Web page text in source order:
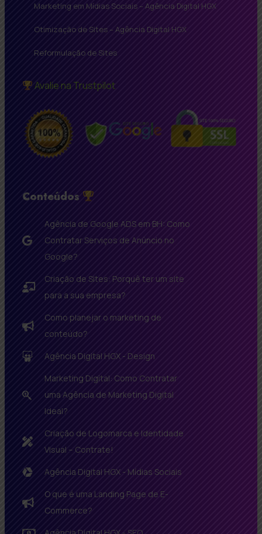
Marketing em Mídias Sociais – Agência Digital HGX
Otimização de Sites – Agência Digital HGX
Reformulação de Sites
Avalie na Trustpilot
Conteúdos
Agência de Google ADS em BH: Como
Contratar Serviços de Anúncio no
Google?
Criação de Sites: Porquê ter um site
para a sua empresa?
Como planejar o marketing de
conteúdo?
Agência Digital HGX - Design
Marketing Digital: Como Contratar
uma Agência de Marketing Digital
Ideal?
Criação de Logomarca e Identidade
Visual – Contrate!
Agência Digital HGX - Mídias Sociais
O que é uma Landing Page de E-
Commerce?